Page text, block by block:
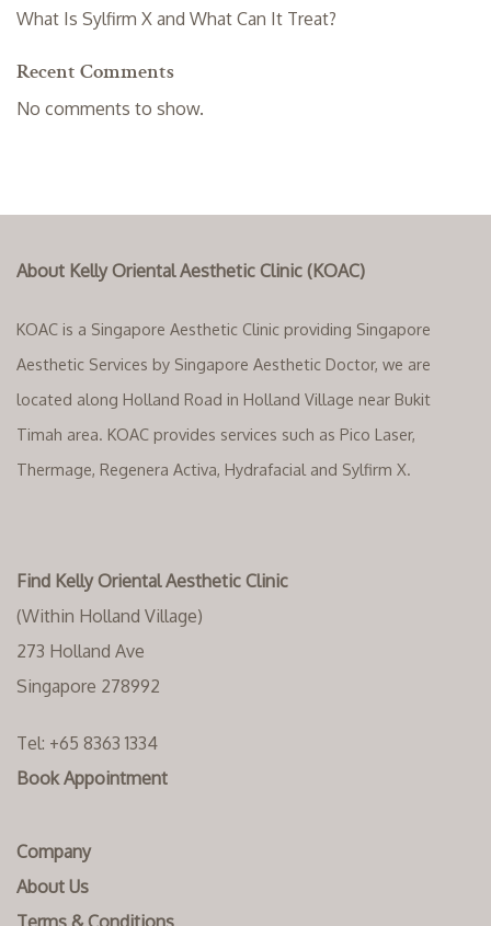
What Is Sylfirm X and What Can It Treat?
Recent Comments
No comments to show.
About Kelly Oriental Aesthetic Clinic (KOAC)
KOAC is a Singapore Aesthetic Clinic providing Singapore
Aesthetic Services by Singapore Aesthetic Doctor, we are
located along Holland Road in Holland Village near Bukit
Timah area. KOAC provides services such as Pico Laser,
Thermage, Regenera Activa, Hydrafacial and Sylfirm X.
Find Kelly Oriental Aesthetic Clinic
(Within Holland Village)
273 Holland Ave
Singapore 278992
Tel: +65 8363 1334‬
Book Appointment
Company
About Us